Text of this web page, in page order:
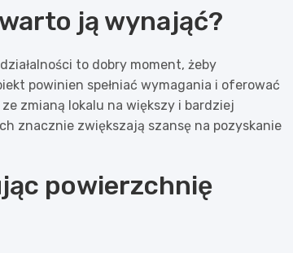
ją wynająć?
to dobry moment, żeby
powinien spełniać wymagania i oferować
zmianą lokalu na większy i bardziej
znacznie zwiększają szansę na pozyskanie
powierzchnię